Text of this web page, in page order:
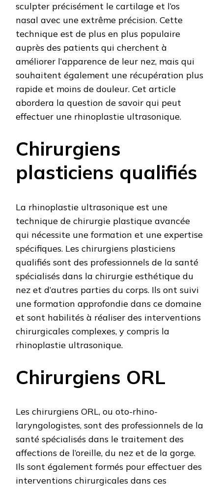
sculpter précisément le cartilage et l’os
nasal avec une extrême précision. Cette
technique est de plus en plus populaire
auprès des patients qui cherchent à
améliorer l’apparence de leur nez, mais qui
souhaitent également une récupération plus
rapide et moins de douleur. Cet article
abordera la question de savoir qui peut
effectuer une rhinoplastie ultrasonique.
Chirurgiens
plasticiens qualifiés
La rhinoplastie ultrasonique est une
technique de chirurgie plastique avancée
qui nécessite une formation et une expertise
spécifiques. Les chirurgiens plasticiens
qualifiés sont des professionnels de la santé
spécialisés dans la chirurgie esthétique du
nez et d’autres parties du corps. Ils ont suivi
une formation approfondie dans ce domaine
et sont habilités à réaliser des interventions
chirurgicales complexes, y compris la
rhinoplastie ultrasonique.
Chirurgiens ORL
Les chirurgiens ORL, ou oto-rhino-
laryngologistes, sont des professionnels de la
santé spécialisés dans le traitement des
affections de l’oreille, du nez et de la gorge.
Ils sont également formés pour effectuer des
interventions chirurgicales dans ces